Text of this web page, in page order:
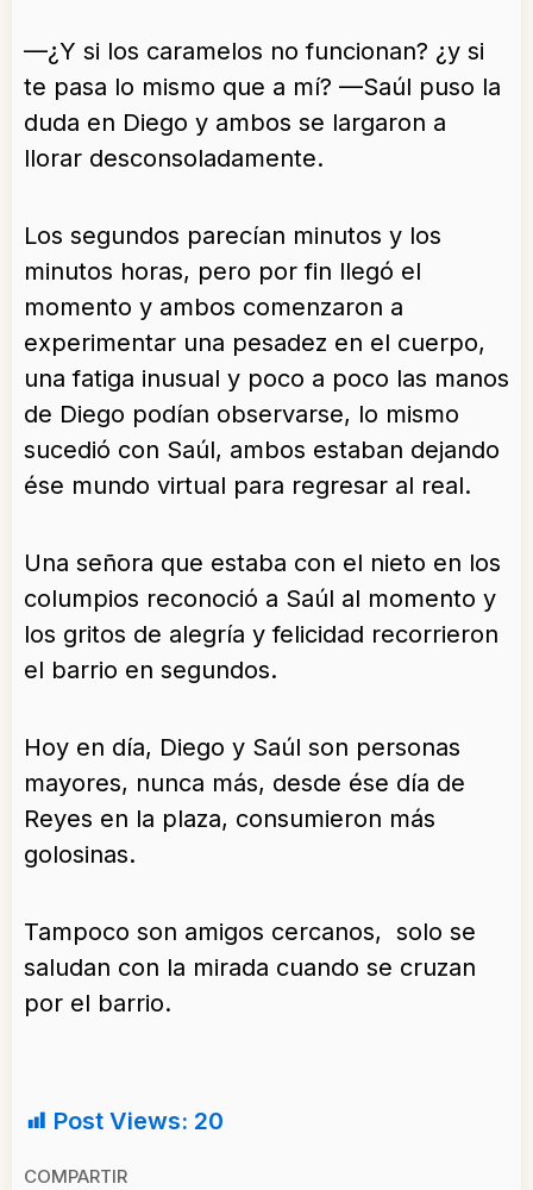
—¿Y si los caramelos no funcionan? ¿y si
te pasa lo mismo que a mí? —Saúl puso la
duda en Diego y ambos se largaron a
llorar desconsoladamente.
Los segundos parecían minutos y los
minutos horas, pero por fin llegó el
momento y ambos comenzaron a
experimentar una pesadez en el cuerpo,
una fatiga inusual y poco a poco las manos
de Diego podían observarse, lo mismo
sucedió con Saúl, ambos estaban dejando
ése mundo virtual para regresar al real.
Una señora que estaba con el nieto en los
columpios reconoció a Saúl al momento y
los gritos de alegría y felicidad recorrieron
el barrio en segundos.
Hoy en día, Diego y Saúl son personas
mayores, nunca más, desde ése día de
Reyes en la plaza, consumieron más
golosinas.
Tampoco son amigos cercanos, solo se
saludan con la mirada cuando se cruzan
por el barrio.
Post Views: 20
COMPARTIR